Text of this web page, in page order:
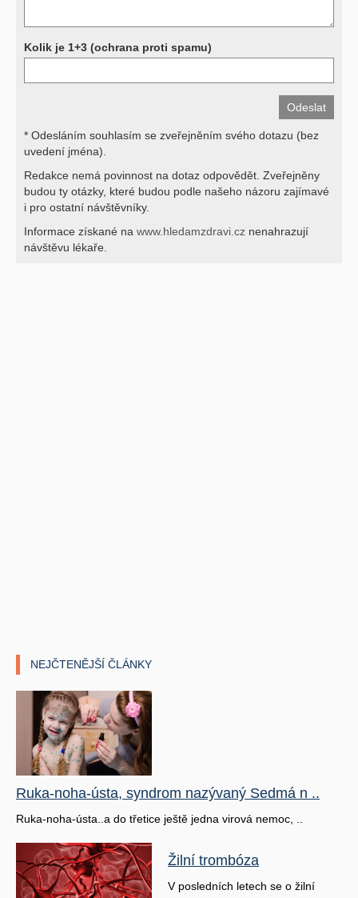
Kolik je 1+3 (ochrana proti spamu)
* Odesláním souhlasím se zveřejněním svého dotazu (bez
uvedení jména).
Redakce nemá povinnost na dotaz odpovědět. Zveřejněny
budou ty otázky, které budou podle našeho názoru zajímavé
i pro ostatní návštěvníky.
Informace získané na www.hledamzdravi.cz nenahrazují
návštěvu lékaře.
NEJČTENĚJŠÍ ČLÁNKY
Ruka-noha-ústa, syndrom nazývaný Sedmá n ..
Ruka-noha-ústa..a do třetice ještě jedna virová nemoc, ..
Žilní trombóza
V posledních letech se o žilní